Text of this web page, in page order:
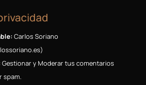
Carlos Soriano
)
Gestionar y Moderar tus comentarios
spam.